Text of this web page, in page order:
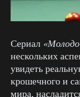
Сериал
нескольких
увидеть
крошечного и
мира,